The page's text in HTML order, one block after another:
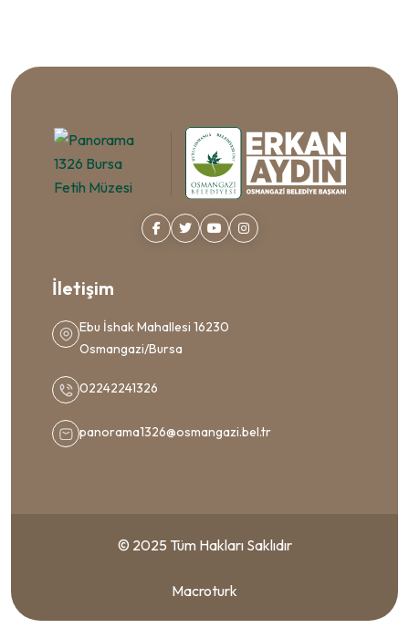
İletişim
Ebu İshak Mahallesi 16230
Osmangazi/Bursa
02242241326
panorama1326@osmangazi.bel.tr
© 2025 Tüm Hakları Saklıdır
Macroturk